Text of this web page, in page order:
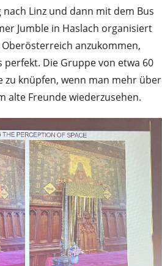
Linz und dann mit dem Bus
Jumble in Haslach organisiert
anzukommen,
perfekt. Die Gruppe von etwa 60
zu knüpfen, wenn man mehr über
alte Freunde wiederzusehen.